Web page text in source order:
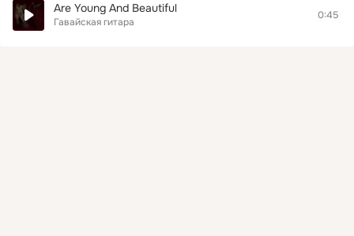
Are Young And Beautiful
Гавайская гитара
0:45